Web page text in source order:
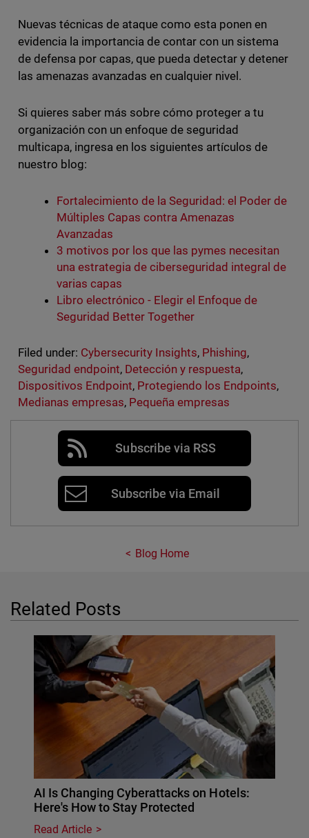
Nuevas técnicas de ataque como esta ponen en
evidencia la importancia de contar con un sistema
de defensa por capas, que pueda detectar y detener
las amenazas avanzadas en cualquier nivel.
Si quieres saber más sobre cómo proteger a tu
organización con un enfoque de seguridad
multicapa, ingresa en los siguientes artículos de
nuestro blog:
Fortalecimiento de la Seguridad: el Poder de
Múltiples Capas contra Amenazas
Avanzadas
3 motivos por los que las pymes necesitan
una estrategia de ciberseguridad integral de
varias capas
Libro electrónico - Elegir el Enfoque de
Seguridad Better Together
Filed under: Cybersecurity Insights, Phishing,
Seguridad endpoint, Detección y respuesta,
Dispositivos Endpoint, Protegiendo los Endpoints,
Medianas empresas, Pequeña empresas
Subscribe via RSS
Subscribe via Email
Blog Home
Related Posts
AI Is Changing Cyberattacks on Hotels:
Here's How to Stay Protected
Read Article